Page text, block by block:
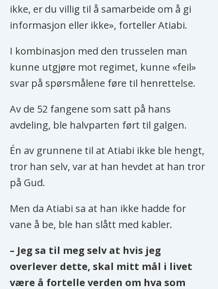
ikke, er du villig til å samarbeide om å gi
informasjon eller ikke», forteller Atiabi.
I kombinasjon med den trusselen man
kunne utgjøre mot regimet, kunne «feil»
svar på spørsmålene føre til henrettelse.
Av de 52 fangene som satt på hans
avdeling, ble halvparten ført til galgen.
Én av grunnene til at Atiabi ikke ble hengt,
tror han selv, var at han hevdet at han tror
på Gud.
Men da Atiabi sa at han ikke hadde for
vane å be, ble han slått med kabler.
– Jeg sa til meg selv at hvis jeg
overlever dette, skal mitt mål i livet
være å fortelle verden om hva som